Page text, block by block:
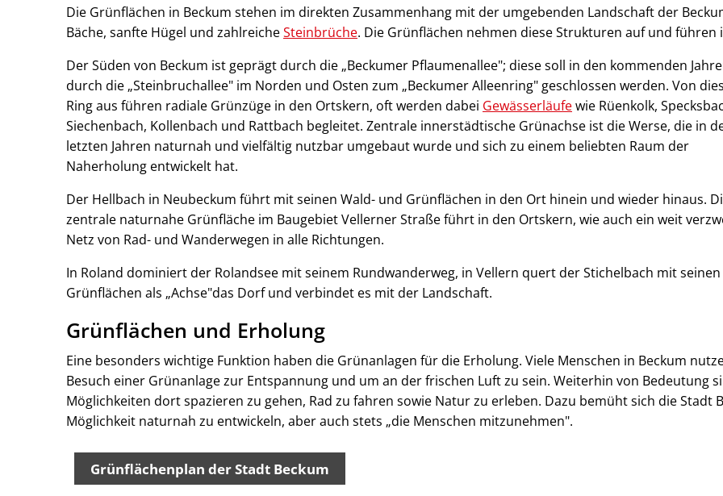
Die Grünflächen in Beckum stehen im direkten Zusammenhang mit der umgebenden Landschaft der
Bäche, sanfte Hügel und zahlreicheSteinbrüche. Die Grünflächen nehmen diese Strukturen auf und
Der Süden von Beckum ist geprägt durch die „Beckumer Pflaumenallee"; diese soll in den kommenden
durch die „Steinbruchallee" im Norden und Osten zum „Beckumer Alleenring" geschlossen werden. Von
Ring aus führen radiale Grünzüge in den Ortskern, oft werden dabei Gewässerläufewie Rüenkolk,
Siechenbach, Kollenbach und Rattbach begleitet. Zentrale innerstädtische Grünachse ist die Werse, die in
letzten Jahren naturnah und vielfältig nutzbar umgebaut wurde und sich zu einem beliebten Raum der
Naherholung entwickelt hat.
Der Hellbach in Neubeckum führt mit seinen Wald- und Grünflächen in den Ort hinein und wieder hinaus.
zentrale naturnahe Grünfläche im Baugebiet Vellerner Straße führt in den Ortskern, wie auch ein weit
Netz von Rad- und Wanderwegen in alle Richtungen.
In Roland dominiert der Rolandsee mit seinem Rundwanderweg, in Vellern quert der Stichelbach mit seinen
Grünflächen als „Achse"das Dorf und verbindet es mit der Landschaft.
Grünflächen und Erholung
Eine besonders wichtige Funktion haben die Grünanlagen für die Erholung. Viele Menschen in Beckum
Besuch einer Grünanlage zur Entspannung und um an der frischen Luft zu sein. Weiterhin von Bedeutung
Möglichkeiten dort spazieren zu gehen, Rad zu fahren sowie Natur zu erleben. Dazu bemüht sich die Stadt
Möglichkeit naturnah zu entwickeln, aber auch stets „die Menschen mitzunehmen".
Grünflächenplan der Stadt Beckum